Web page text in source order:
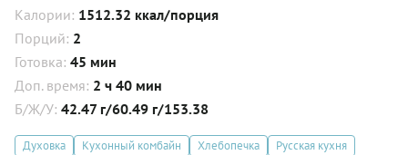
Калории: 1512.32 ккал/порция
Порций: 2
Готовка: 45 мин
Доп. время: 2 ч 40 мин
Б/Ж/У: 42.47 г/60.49 г/153.38
Духовка Кухонный комбайн Хлебопечка
Русская кухня